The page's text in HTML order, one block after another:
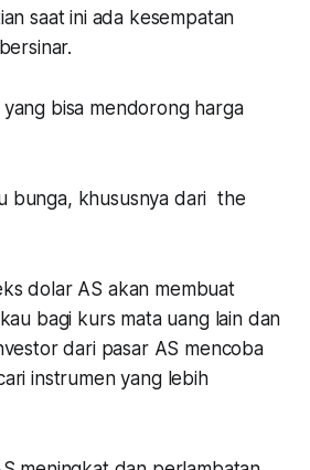
saat ini ada kesempatan
bisa mendorong harga
bunga, khususnya dari the
dolar AS akan membuat
bagi kurs mata uang lain dan
dari pasar AS mencoba
instrumen yang lebih